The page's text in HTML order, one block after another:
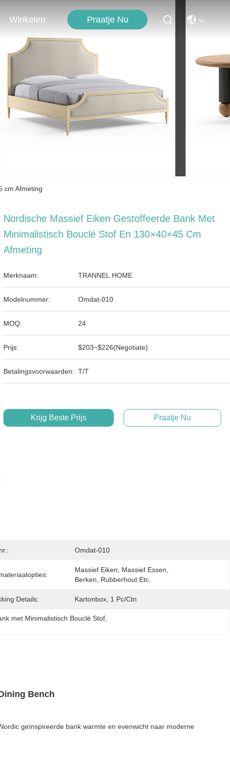
Winkelen Praatje Nu
cm Afmeting
Nordische Massief Eiken Gestoffeerde Bank Met
Minimalistisch Bouclé Stof En 130×40×45 Cm
Afmeting
Merknaam: TRANNEL HOME
Modelnummer: Omdat-010
MOQ: 24
Prijs: $203~$226(Negotiate)
Betalingsvoorwaarden: T/T
Krijg Beste Prijs Praatje Nu
Omdat-010
Massief Eiken, Massief Essen,
Berken, Rubberhout Etc.
Details: Kartonbox, 1 Pc/ctn
met Minimalistisch Bouclé Stof
Bench
geïnspireerde bank warmte en evenwicht naar moderne